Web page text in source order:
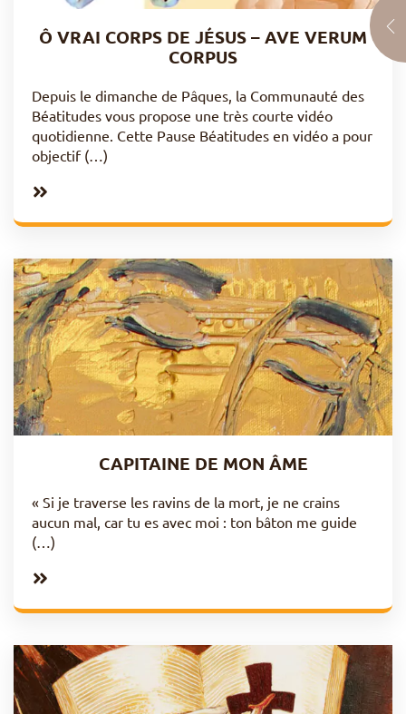
Ô VRAI CORPS DE JÉSUS – AVE VERUM
CORPUS
Depuis le dimanche de Pâques, la Communauté des
Béatitudes vous propose une très courte vidéo
quotidienne. Cette Pause Béatitudes en vidéo a pour
objectif (…)
CAPITAINE DE MON ÂME
« Si je traverse les ravins de la mort, je ne crains
aucun mal, car tu es avec moi : ton bâton me guide
(…)